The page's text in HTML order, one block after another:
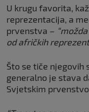
U krugu favorita,
reprezentacija, a
prvenstva –
od afričkih
Što se tiče njegovih
generalno je stava
Svjetskim